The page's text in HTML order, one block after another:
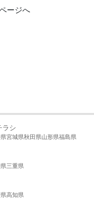
ージへ
ラシ
宮城県秋田県山形県福島県
三重県
高知県